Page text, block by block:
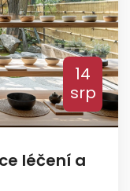
14
srp
léčení a